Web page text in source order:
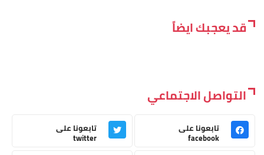
قد يعجبك ايضاً
التواصل الاجتماعي
تابعونا على
facebook
تابعونا على
twitter